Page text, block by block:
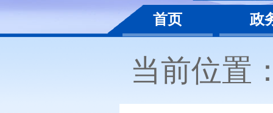
首页 政
当前位置